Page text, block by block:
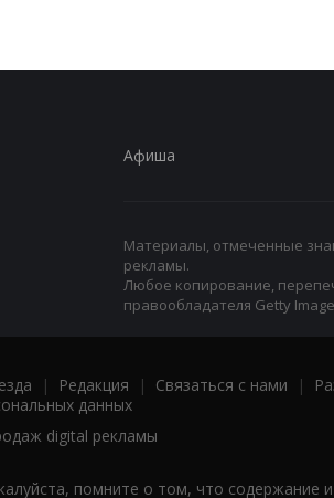
Афиша
Материалы, отмеченные
рекламы.
Любое копирование,
правообладателя Getty
| Редакция | Связаться с нами |
данных
digital рекламы
помните о том, что содержание